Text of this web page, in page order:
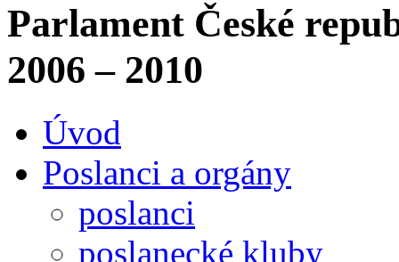
Parlament České
2006 – 2010
Úvod
Poslanci a orgány
poslanci
poslanecké kluby